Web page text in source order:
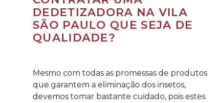
DEDETIZADORA NA VILA
SÃO PAULO QUE SEJA DE
QUALIDADE?
Mesmo com todas as promessas de produtos
que garantem a eliminação dos insetos,
devemos tomar bastante cuidado, pois estes